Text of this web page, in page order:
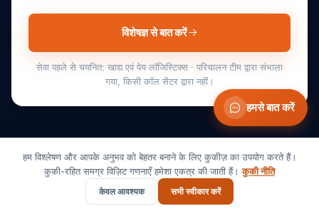
विशेषज्ञ से बात करें
सेवा पहले से चयनित: खाद्य एवं पेय लॉजिस्टिक्स · परिचालन टीम द्वारा संभाला
गया, किसी कॉल सेंटर द्वारा नहीं।
हमसे बात करें
हम विश्लेषण और आपके अनुभव को बेहतर बनाने के लिए कुकीज़ का उपयोग करते हैं।
कुकी-रहित समग्र विज़िट गणनाएँ हमेशा एकत्र की जाती हैं।कुकी नीति
केवल आवश्यक सभी स्वीकार करें